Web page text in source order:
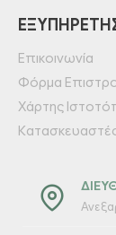
Επικοινωνία
Φόρμα
Χάρτης